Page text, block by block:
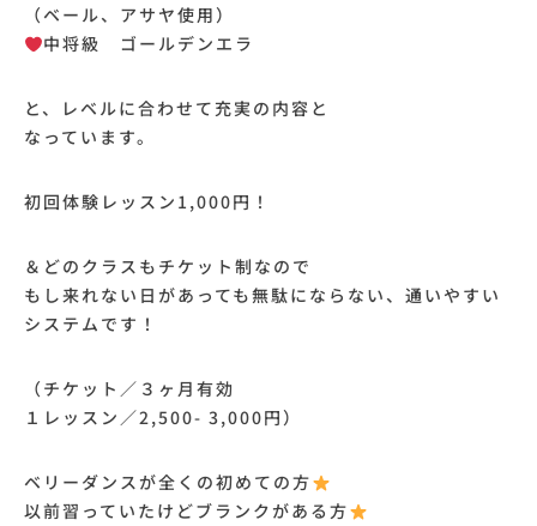
（ベール、アサヤ使用）
中将級 ゴールデンエラ
と、レベルに合わせて充実の内容と
なっています。
初回体験レッスン1,000円！
＆どのクラスもチケット制なので
もし来れない日があっても無駄にならない、通いやすい
システムです！
（チケット／３ヶ月有効
１レッスン／2,500- 3,000円）
ベリーダンスが全くの初めての方
以前習っていたけどブランクがある方